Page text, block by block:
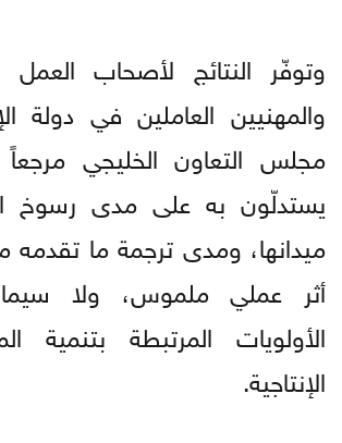
وتوفّر النتائج لأصحاب العمل
والمهنيين العاملين في دولة
مجلس التعاون الخليجي مرجعاً
يستدلّون به على مدى رسوخ
ميدانها، ومدى ترجمة ما
أثر عملي ملموس، ولا
الأولويات المرتبطة بتنمية
الإنتاجية.